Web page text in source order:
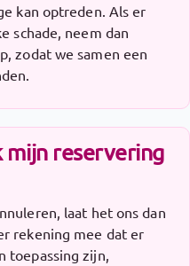
kan optreden. Als er
schade, neem dan
zodat we samen een
mijn reservering
laat het ons dan
rekening mee dat er
toepassing zijn,